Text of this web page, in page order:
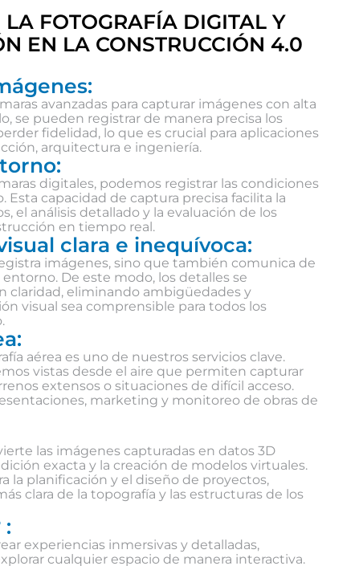
FOTOGRAFÍA DIGITAL Y
EN LA CONSTRUCCIÓN 4.0
avanzadas para capturar imágenes con alta
se pueden registrar de manera precisa los
fidelidad, lo que es crucial para aplicaciones
arquitectura e ingeniería.
digitales, podemos registrar las condiciones
Esta capacidad de captura precisa facilita la
el análisis detallado y la evaluación de los
en tiempo real.
clara e inequívoca:
imágenes, sino que también comunica de
De este modo, los detalles se
claridad, eliminando ambigüedades y
visual sea comprensible para todos los
aérea es uno de nuestros servicios clave.
vistas desde el aire que permiten capturar
extensos o situaciones de difícil acceso.
marketing y monitoreo de obras de
las imágenes capturadas en datos 3D
exacta y la creación de modelos virtuales.
la planificación y el diseño de proyectos,
clara de la topografía y las estructuras de los
:
experiencias inmersivas y detalladas,
cualquier espacio de manera interactiva.